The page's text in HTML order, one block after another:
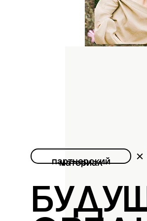
партнерский
материал